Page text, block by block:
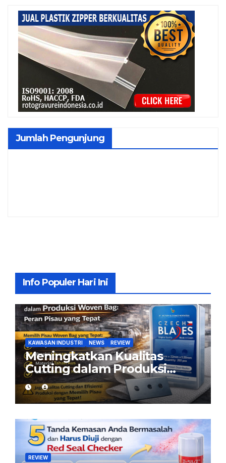
Jumlah Pengunjung
Info Populer Hari Ini
KAWASAN INDUSTRI NEWS REVIEW
Meningkatkan Kualitas
Cutting dalam Produksi
Woven Bag: Peran Pisau
yang Tepat
REVIEW